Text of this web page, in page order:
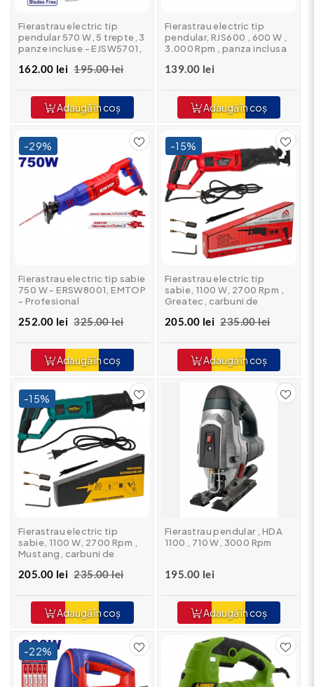
Fierastrau electric tip
pendular 570 W, 5 trepte, 3
panze incluse - EJSW5701,
162.00 lei 195.00 lei
Adaugă în coș
Fierastrau electric tip
pendular, RJS600 , 600 W ,
3.000 Rpm , panza inclusa
139.00 lei
Adaugă în coș
-29%
Fierastrau electric tip sabie
750 W - ERSW8001, EMTOP
- Profesional
252.00 lei 325.00 lei
Adaugă în coș
-15%
Fierastrau electric tip
sabie, 1100 W, 2700 Rpm ,
Greatec, carbuni de
205.00 lei 235.00 lei
Adaugă în coș
-15%
Fierastrau electric tip
sabie, 1100 W, 2700 Rpm ,
Mustang, carbuni de
205.00 lei 235.00 lei
Adaugă în coș
Fierastrau pendular , HDA
1100 , 710 W, 3000 Rpm
195.00 lei
Adaugă în coș
-22%